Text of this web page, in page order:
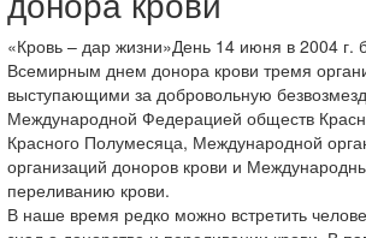
«Кровь – дар жизни»День 14 июня в 2004 г.
Всемирным днем донора крови тремя
выступающими за добровольную
Международной Федерацией обществ
Красного Полумесяца, Международной
организаций доноров крови и
переливанию крови.
В наше время редко можно встретить